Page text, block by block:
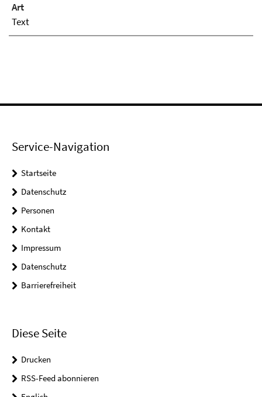
Art
Text
Service-Navigation
Startseite
Datenschutz
Personen
Kontakt
Impressum
Datenschutz
Barrierefreiheit
Diese Seite
Drucken
RSS-Feed abonnieren